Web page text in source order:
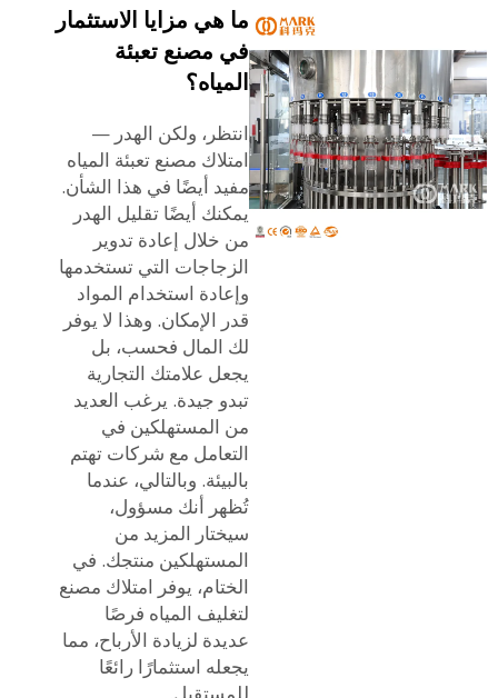
ما هي مزايا الاستثمار
في مصنع تعبئة
المياه؟
انتظر، ولكن الهدر —
امتلاك مصنع تعبئة المياه
مفيد أيضًا في هذا الشأن.
يمكنك أيضًا تقليل الهدر
من خلال إعادة تدوير
الزجاجات التي تستخدمها
وإعادة استخدام المواد
قدر الإمكان. وهذا لا يوفر
لك المال فحسب، بل
يجعل علامتك التجارية
تبدو جيدة. يرغب العديد
من المستهلكين في
التعامل مع شركات تهتم
بالبيئة. وبالتالي، عندما
تُظهر أنك مسؤول،
سيختار المزيد من
المستهلكين منتجك. في
الختام، يوفر امتلاك مصنع
لتغليف المياه فرصًا
عديدة لزيادة الأرباح، مما
يجعله استثمارًا رائعًا